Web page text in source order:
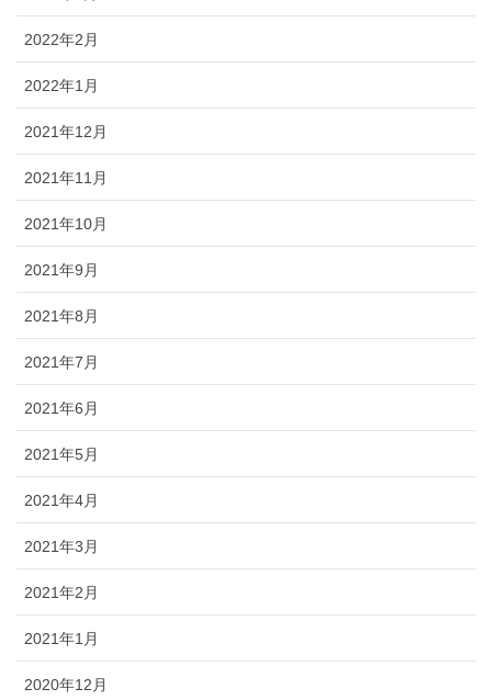
2022年2月
2022年1月
2021年12月
2021年11月
2021年10月
2021年9月
2021年8月
2021年7月
2021年6月
2021年5月
2021年4月
2021年3月
2021年2月
2021年1月
2020年12月